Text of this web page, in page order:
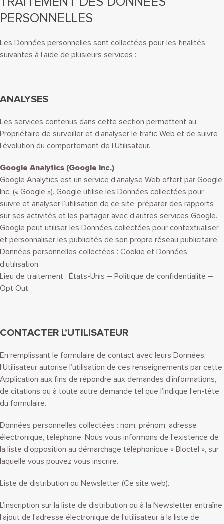
PERSONNELLES
Les Données personnelles sont collectées pour les finalités
suivantes à l’aide de plusieurs services :
ANALYSES
Les services contenus dans cette section permettent au
Propriétaire de surveiller et d’analyser le trafic Web et de suivre
l’évolution du comportement de l’Utilisateur.
Google Analytics (Google Inc.)
Google Analytics est un service d’analyse Web offert par Google
Inc. (« Google »). Google utilise les Données collectées pour
suivre et analyser l’utilisation de ce site, préparer des rapports
sur ses activités et les partager avec d’autres services Google.
Google peut utiliser les Données collectées pour contextualiser
et personnaliser les publicités de son propre réseau publicitaire.
Données personnelles collectées : Cookie et Données
d’utilisation.
Lieu de traitement : États-Unis – Politique de confidentialité –
Opt Out.
CONTACTER L’UTILISATEUR
En remplissant le formulaire de contact avec leurs Données,
l’Utilisateur autorise l’utilisation de ces renseignements par cette
Application aux fins de répondre aux demandes d’informations,
de citations ou à toute autre demande tel que l’indique l’en-tête
du formulaire.
Données personnelles collectées : nom, prénom, adresse
électronique, téléphone. Nous vous informons de l’existence de
la liste d’opposition au démarchage téléphonique « Bloctel », sur
laquelle vous pouvez vous inscrire.
Liste de distribution ou Newsletter (Ce site web).
L’inscription sur la liste de distribution ou à la Newsletter entraîne
l’ajout de l’adresse électronique de l’utilisateur à la liste de